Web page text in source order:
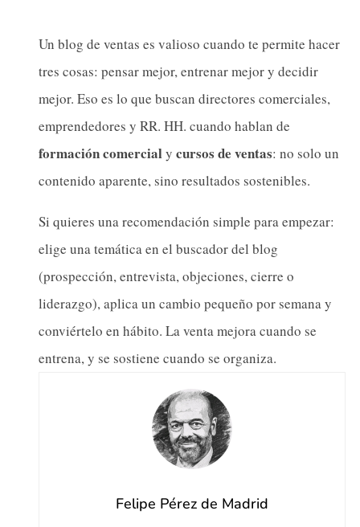
Un blog de ventas es valioso cuando te permite hacer
tres cosas: pensar mejor, entrenar mejor y decidir
mejor. Eso es lo que buscan directores comerciales,
emprendedores y RR. HH. cuando hablan de
formación comercialy cursos de ventas: no solo un
contenido aparente, sino resultados sostenibles.
Si quieres una recomendación simple para empezar:
elige una temática en el buscador del blog
(prospección, entrevista, objeciones, cierre o
liderazgo), aplica un cambio pequeño por semana y
conviértelo en hábito. La venta mejora cuando se
entrena, y se sostiene cuando se organiza.
Felipe Pérez de Madrid